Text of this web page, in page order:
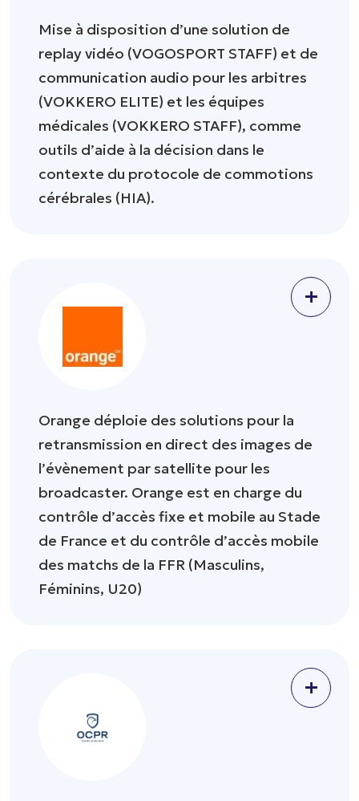
Mise à disposition d’une solution de
replay vidéo (VOGOSPORT STAFF) et de
communication audio pour les arbitres
(VOKKERO ELITE) et les équipes
médicales (VOKKERO STAFF), comme
outils d’aide à la décision dans le
contexte du protocole de commotions
cérébrales (HIA).
Orange déploie des solutions pour la
retransmission en direct des images de
l’évènement par satellite pour les
broadcaster. Orange est en charge du
contrôle d’accès fixe et mobile au Stade
de France et du contrôle d’accès mobile
des matchs de la FFR (Masculins,
Féminins, U20)
+
+